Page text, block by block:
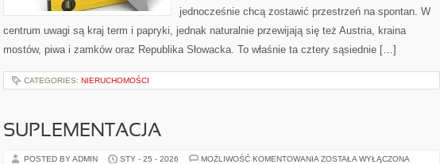
jednocześnie chcą zostawić przestrzeń na spontan. W
centrum uwagi są kraj term i papryki, jednak naturalnie przewijają się też Austria, kraina
mostów, piwa i zamków oraz Republika Słowacka. To właśnie ta cztery sąsiednie […]
CATEGORIES: NIERUCHOMOŚCI
SUPLEMENTACJA
POSTED BY ADMIN STY - 25 - 2026 MOŻLIWOŚĆ KOMENTOWANIA SUPLEMENTACJA
ZOSTAŁA WYŁĄCZONA